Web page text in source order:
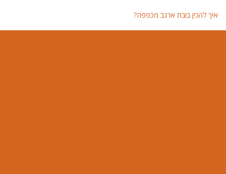
איך להכין בובת ארנב מכפפה?